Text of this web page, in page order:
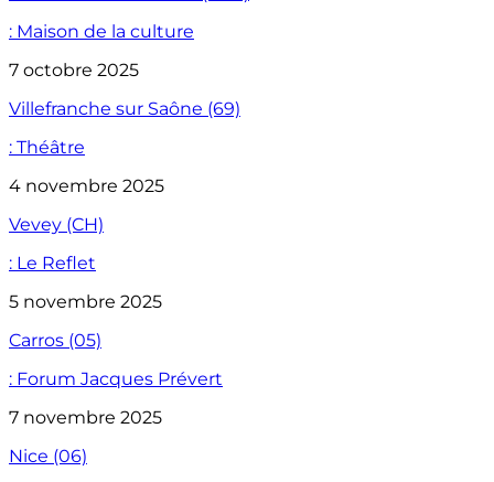
: Maison de la culture
7 octobre 2025
Villefranche sur Saône (69)
: Théâtre
4 novembre 2025
Vevey (CH)
: Le Reflet
5 novembre 2025
Carros (05)
: Forum Jacques Prévert
7 novembre 2025
Nice (06)